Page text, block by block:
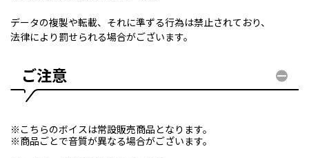
データの複製や転載、それに準ずる行為は禁止されており、
法律により罰せられる場合がございます。
ご注意
※こちらのボイスは常設販売商品となります。
※商品ごとで音質が異なる場合がございます。